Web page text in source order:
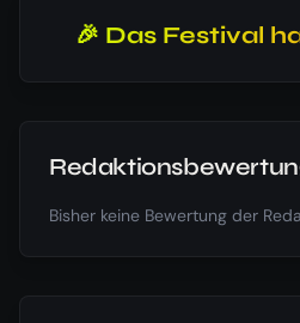
🎉 Das Festival
Bisher keine Bewertung der